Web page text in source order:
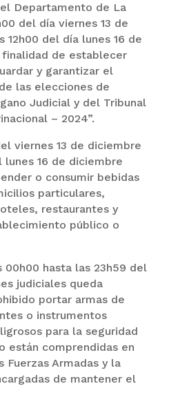
Departamento de La
del día viernes 13 de
12h00 del día lunes 16 de
de establecer
y garantizar el
las elecciones de
Judicial y del Tribunal
– 2024”.
viernes 13 de diciembre
lunes 16 de diciembre
o consumir bebidas
particulares,
restaurantes y
público o
00h00 hasta las 23h59 del
judiciales queda
portar armas de
o instrumentos
para la seguridad
están comprendidas en
Fuerzas Armadas y la
de mantener el